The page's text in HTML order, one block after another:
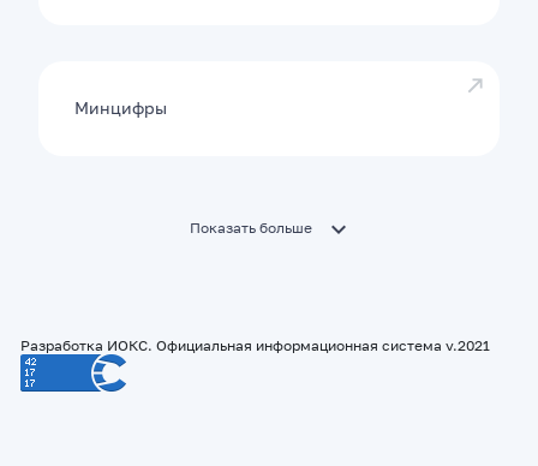
Минцифры
Показать больше
Разработка ИОКС. Официальная информационная система v.2021